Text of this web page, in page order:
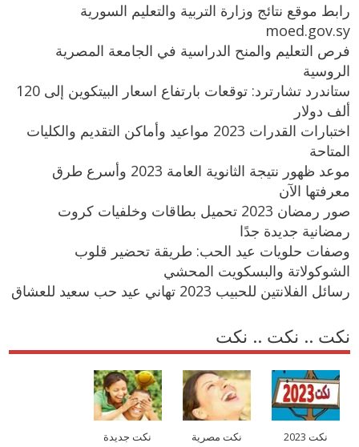
رابط موقع نتائج وزارة التربية والتعليم السورية
moed.gov.sy
فرص التعليم والمنح الدراسية في الجامعة المصرية
الروسية
ستاندرد تشارترد: توقعات بارتفاع اسعار البيتكوين إلى 120
ألف دولار
اختبارات القدرات 2023 مواعيد وأماكن التقديم والكليات
المتاحة
موعد ظهور نتيجة الثانوية العامة 2023 وأسرع طرق
معرفتها الآن
صور رمضان 2023 تحميل بطاقات وخلفيات كروت
رمضانية جديدة جدًا
وصفات حلويات عيد الحب: طريقة تحضير قلوب
الشوكولاتة والبسكويت المحشي
رسائل الفلانتين للحبيب 2023 تهاني عيد حب سعيد للعشاق
نكت .. نكت .. نكت
نكت 2023 نكت مصرية نكت جديدة